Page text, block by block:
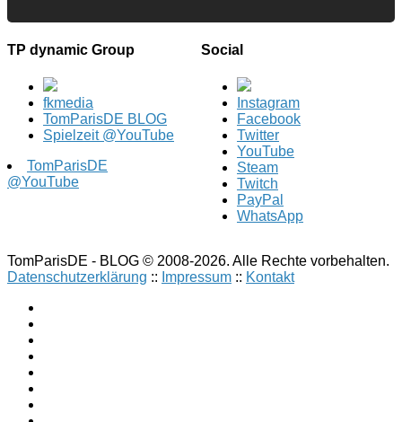
TP dynamic Group
fkmedia
TomParisDE BLOG
Spielzeit @YouTube
TomParisDE
@YouTube
Social
Instagram
Facebook
Twitter
YouTube
Steam
Twitch
PayPal
WhatsApp
TomParisDE - BLOG © 2008-2026. Alle Rechte vorbehalten.
Datenschutzerklärung :: Impressum :: Kontakt